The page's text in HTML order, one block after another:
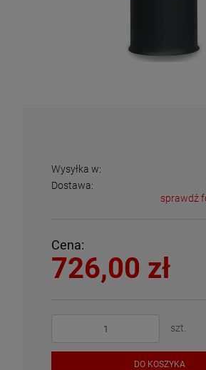
Wysyłka w:
Dostawa:
Cena nie zawiera ewentualnych kosztów
sprawdź
Cena:
726,00 zł
szt.
DO KOSZYKA